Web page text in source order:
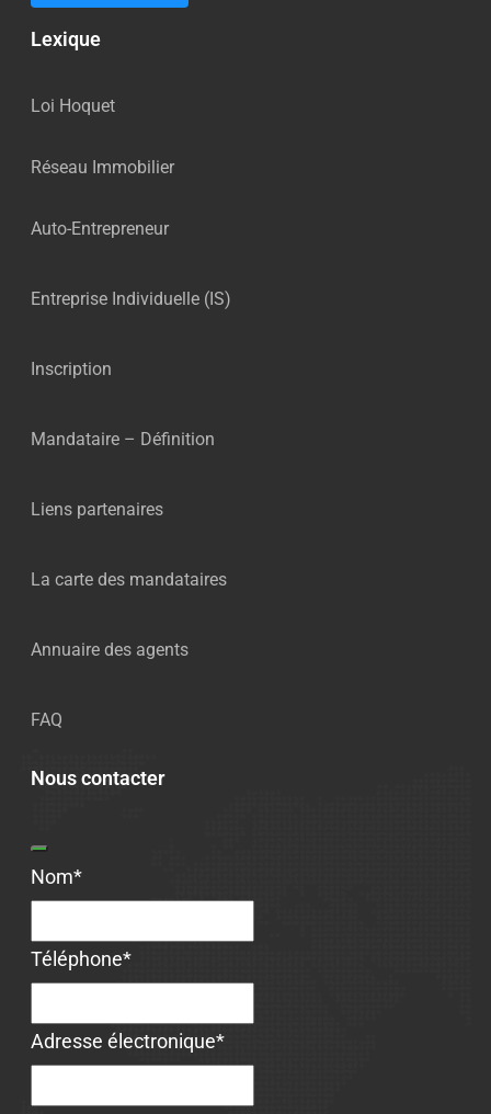
Lexique
Loi Hoquet
Réseau Immobilier
Auto-Entrepreneur
Entreprise Individuelle (IS)
Inscription
Mandataire – Définition
Liens partenaires
La carte des mandataires
Annuaire des agents
FAQ
Nous contacter
Nom*
Téléphone*
Phone
Adresse électronique*